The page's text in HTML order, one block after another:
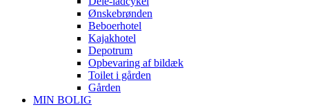
Ønskebrønden
Beboerhotel
Kajakhotel
Depotrum
Opbevaring af bildæk
Toilet i gården
Gården
MIN BOLIG